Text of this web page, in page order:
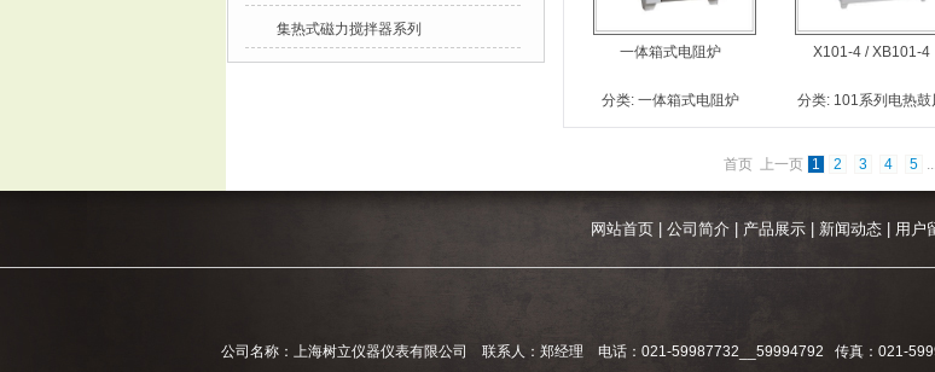
一体箱式电阻炉
分类: 一体箱式电阻炉
X101-4 / XB101-4
分类: 101系列电热鼓
首页 上一页 1 2 3 4 5
集热式磁力搅拌器系列
网站首页| 公司简介| 产品展示| 新闻动态| 用户
公司名称：上海树立仪器仪表有限公司 联系人：郑经理 电话：021-59987732__59994792 传真：021-